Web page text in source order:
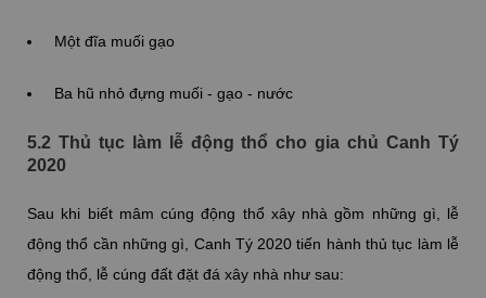
Một đĩa muối gạo
Ba hũ nhỏ đựng muối - gạo - nước
5.2 Thủ tục làm lễ động thổ cho gia chủ Canh Tý
2020
Sau khi biết mâm cúng động thổ xây nhà gồm những gì, lễ
động thổ cần những gì, Canh Tý 2020 tiến hành thủ tục làm lễ
động thổ, lễ cúng đất đặt đá xây nhà như sau: